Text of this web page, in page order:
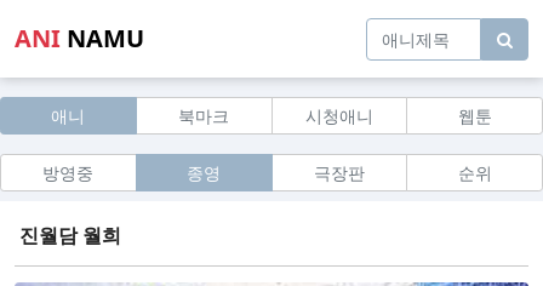
ANI NAMU
애니 북마크 시청애니 웹툰
방영중 종영 극장판 순위
진월담 월희